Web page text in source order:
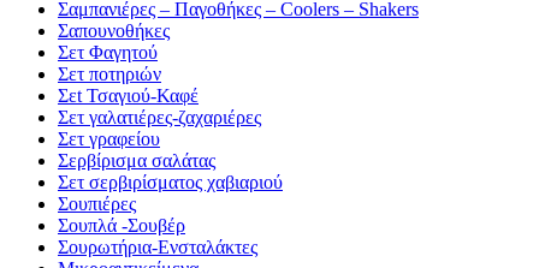
Σαμπανιέρες – Παγοθήκες – Coolers – Shakers
Σαπουνοθήκες
Σετ Φαγητού
Σετ ποτηριών
Σεt Τσαγιού-Καφέ
Σετ γαλατιέρες-ζαχαριέρες
Σετ γραφείου
Σερβίρισμα σαλάτας
Σετ σερβιρίσματος χαβιαριού
Σουπιέρες
Σουπλά -Σουβέρ
Σουρωτήρια-Ενσταλάκτες